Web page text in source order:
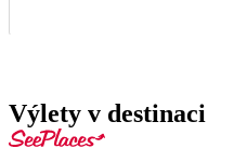
Výlety v destinaci